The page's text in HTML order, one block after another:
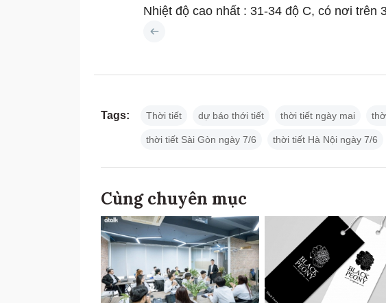
Nhiệt độ cao nhất : 31-34 độ C, có nơi trên
Tags: Thời tiết dự báo thới tiết thời tiết ngày mai
thời tiết Sài Gòn ngày 7/6 thời tiết Hà Nội ngày 7/6
Cùng chuyên mục